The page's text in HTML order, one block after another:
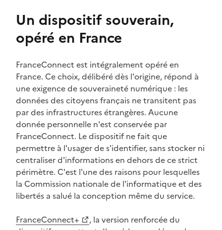
Un dispositif souverain,
opéré en France
FranceConnect est intégralement opéré en
France. Ce choix, délibéré dès l'origine, répond à
une exigence de souveraineté numérique : les
données des citoyens français ne transitent pas
par des infrastructures étrangères. Aucune
donnée personnelle n'est conservée par
FranceConnect. Le dispositif ne fait que
permettre à l'usager de s'identifier, sans stocker ni
centraliser d'informations en dehors de ce strict
périmètre. C'est l'une des raisons pour lesquelles
la Commission nationale de l'informatique et des
libertés a salué la conception même du service.
(Ouvre une nouvelle fenêtre)
FranceConnect+
, la version renforcée du